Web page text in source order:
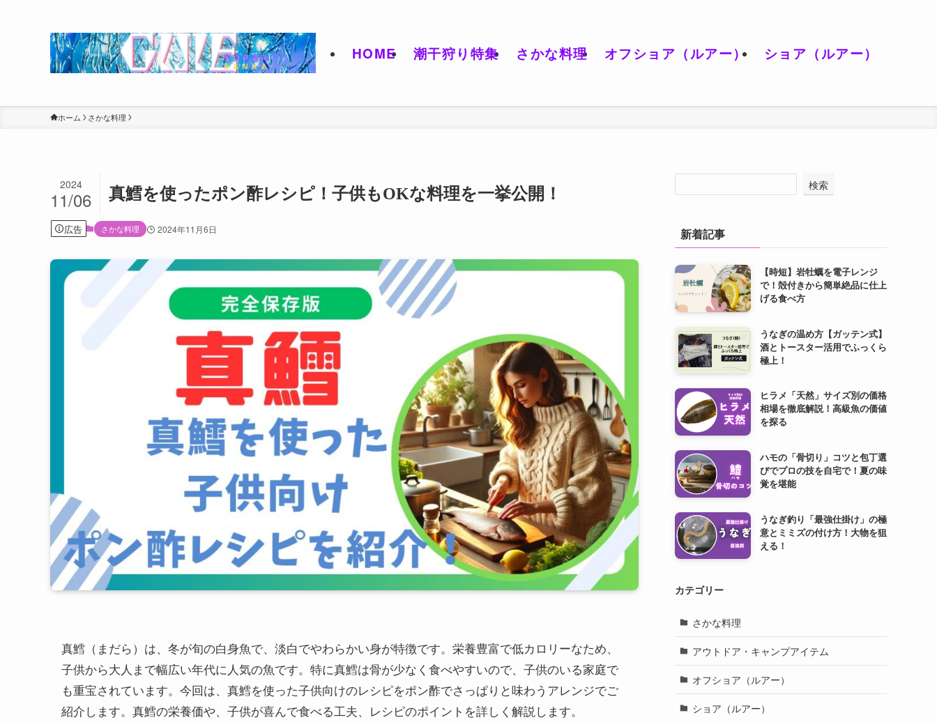
HOME 潮干狩り特集 さかな料理 オフショア（ルアー） ショア（ルアー）
ホーム さかな料理
真鱈を使ったポン酢レシピ！子供もOKな料理を一挙公開！
2024
11/06
広告 さかな料理 2024年11月6日
真鱈（まだら）は、冬が旬の白身魚で、淡白でやわらかい身が特徴です。栄養豊富で低カロリーなため、
子供から大人まで幅広い年代に人気の魚です。特に真鱈は骨が少なく食べやすいので、子供のいる家庭で
も重宝されています。今回は、真鱈を使った子供向けのレシピをポン酢でさっぱりと味わうアレンジでご
紹介します。真鱈の栄養価や、子供が喜んで食べる工夫、レシピのポイントを詳しく解説します。
検索
新着記事
【時短】岩牡蠣を電子レンジ
で！殻付きから簡単絶品に仕上
げる食べ方
うなぎの温め方【ガッテン式】
酒とトースター活用でふっくら
極上！
ヒラメ「天然」サイズ別の価格
相場を徹底解説！高級魚の価値
を探る
ハモの「骨切り」コツと包丁選
びでプロの技を自宅で！夏の味
覚を堪能
うなぎ釣り「最強仕掛け」の極
意とミミズの付け方！大物を狙
える！
カテゴリー
さかな料理
アウトドア・キャンプアイテム
オフショア（ルアー）
ショア（ルアー）